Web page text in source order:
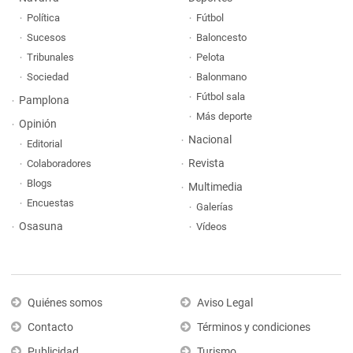
Política
Sucesos
Tribunales
Sociedad
Pamplona
Opinión
Editorial
Colaboradores
Blogs
Encuestas
Osasuna
Fútbol
Baloncesto
Pelota
Balonmano
Fútbol sala
Más deporte
Nacional
Revista
Multimedia
Galerías
Vídeos
Quiénes somos
Contacto
Aviso Legal
Términos y condiciones